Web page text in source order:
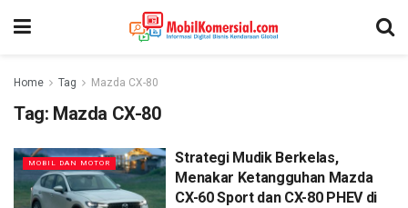
Home Tag Mazda CX-80
Tag: Mazda CX-80
MOBIL DAN MOTOR
Strategi Mudik Berkelas,
Menakar Ketangguhan Mazda
CX-60 Sport dan CX-80 PHEV di